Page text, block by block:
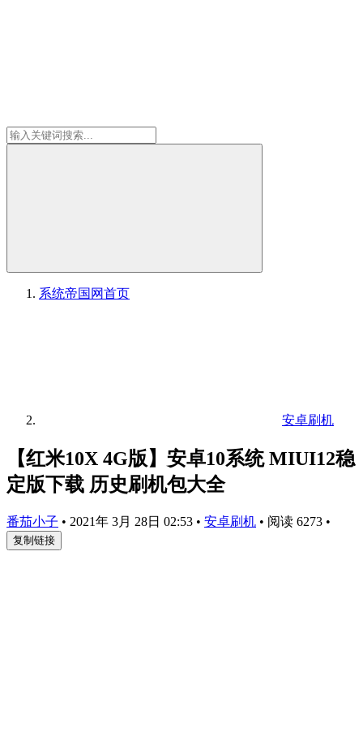
系统帝国网首页
安卓刷机
【红米10X 4G版】安卓10系统 MIUI12稳
定版下载 历史刷机包大全
番茄小子 • 2021年 3月 28日 02:53 • 安卓刷机 • 阅读 6273 •
复制链接